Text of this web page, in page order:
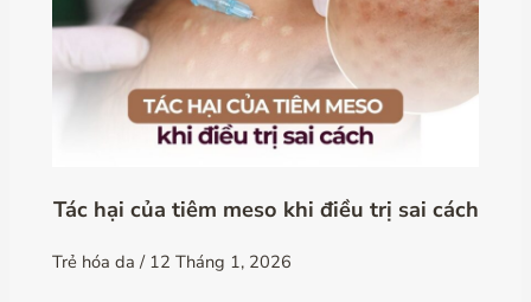
Tác hại của tiêm meso khi điều trị sai cách
Trẻ hóa da / 12 Tháng 1, 2026